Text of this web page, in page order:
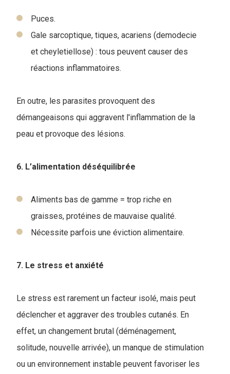
Puces.
Gale sarcoptique, tiques, acariens (demodecie
et cheyletiellose) : tous peuvent causer des
réactions inflammatoires.
En outre, les parasites provoquent des
démangeaisons qui aggravent l'inflammation de la
peau et provoque des lésions.
6. L’alimentation déséquilibrée
Aliments bas de gamme = trop riche en
graisses, protéines de mauvaise qualité.
Nécessite parfois une éviction alimentaire.
7. Le stress et anxiété
Le stress est rarement un facteur isolé, mais peut
déclencher et aggraver des troubles cutanés. En
effet, un changement brutal (déménagement,
solitude, nouvelle arrivée), un manque de stimulation
ou un environnement instable peuvent favoriser les